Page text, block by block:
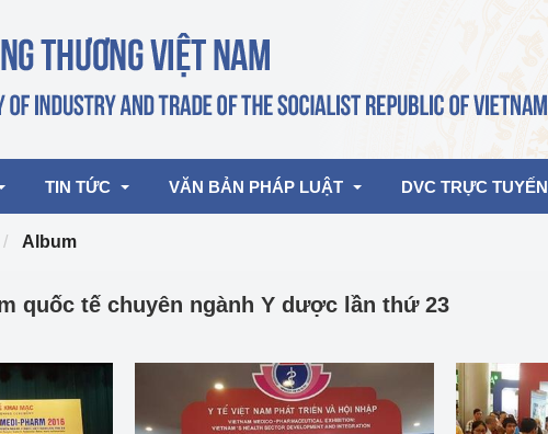
vụ
TIN TỨC
Hoạt động
Hoạt động của lãnh đạo Đảng, Nhà
nước
Hoạt động của Lãnh đạo Bộ
Hoạt động của các đơn vị
mại, Dịch vụ Việt Nam 2026
Công Thương 57
VĂN BẢN PHÁP LUẬT
Văn bản pháp quy
Văn bản hợp nhất
DVC TRỰC TUYẾN
Album
quốc tế chuyên ngành Y dược lần thứ 23